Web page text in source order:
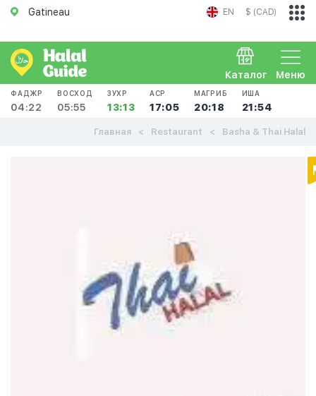
Gatineau EN $ (CAD)
Меню
Каталог
ФАДЖР
04:22
ВОСХОД
05:55
ЗУХР
13:13
АСР
17:05
МАГРИБ
20:18
ИША
21:54
Главная Restaurant Basha & Thai Halal